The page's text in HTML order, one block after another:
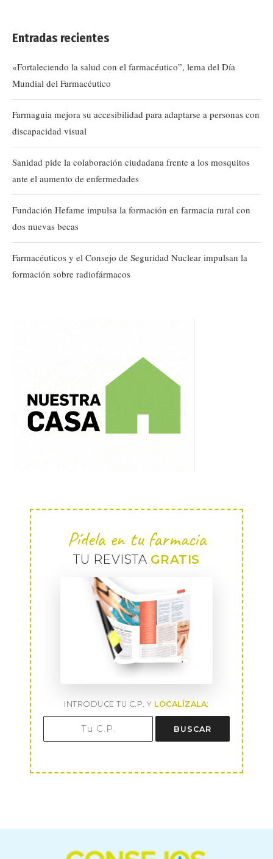
Entradas recientes
«Fortaleciendo la salud con el farmacéutico”, lema del Día
Mundial del Farmacéutico
Farmaguia mejora su accesibilidad para adaptarse a personas con
discapacidad visual
Sanidad pide la colaboración ciudadana frente a los mosquitos
ante el aumento de enfermedades
Fundación Hefame impulsa la formación en farmacia rural con
dos nuevas becas
Farmacéuticos y el Consejo de Seguridad Nuclear impulsan la
formación sobre radiofármacos
Pídela en tu farmacia
TU REVISTA GRATIS
INTRODUCE TU C.P. Y LOCALÍZALA:
BUSCAR